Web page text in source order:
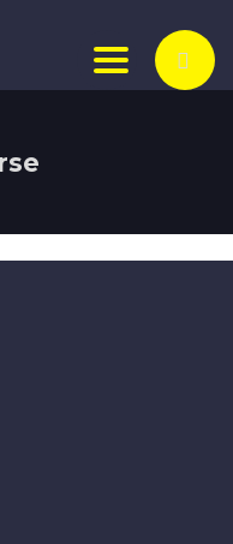
Toggle